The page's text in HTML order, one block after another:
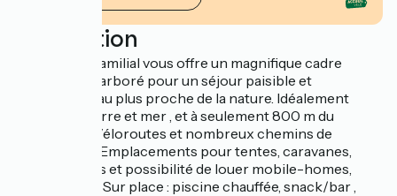
Description
Ce camping familial vous offre un magnifique cadre
verdoyant et arboré pour un séjour paisible et
ressourçant au plus proche de la nature. Idéalement
situé entre terre et mer , et à seulement 800 m du
GR®34, des Véloroutes et nombreux chemins de
randonnées. Emplacements pour tentes, caravanes,
camping-cars et possibilité de louer mobile-homes,
lodges et tipi. Sur place : piscine chauffée, snack/bar ,